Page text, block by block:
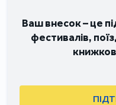
Ваш внесок – це
фестивалів,